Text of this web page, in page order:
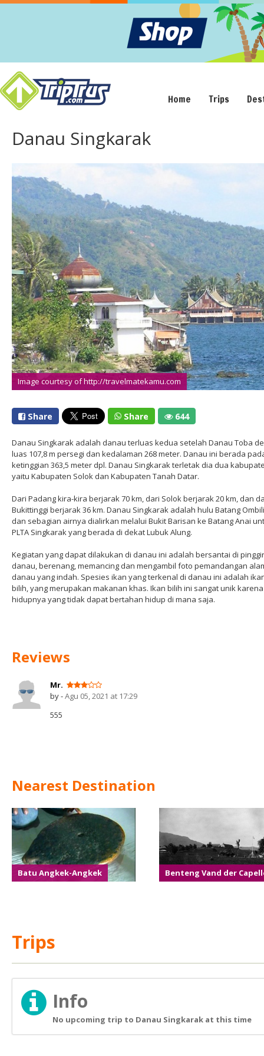
Home Trips
Danau Singkarak
Image courtesy of http://travelmatekamu.com
Share Share 644
Danau Singkarak adalah danau terluas kedua setelah Danau Toba
luas 107,8 m persegi dan kedalaman 268 meter. Danau ini berada
ketinggian 363,5 meter dpl. Danau Singkarak terletak dia dua
yaitu Kabupaten Solok dan Kabupaten Tanah Datar.
Dari Padang kira-kira berjarak 70 km, dari Solok berjarak 20 km, dan
Bukittinggi berjarak 36 km. Danau Singkarak adalah hulu Batang
dan sebagian airnya dialirkan melalui Bukit Barisan ke Batang Anai
PLTA Singkarak yang berada di dekat Lubuk Alung.
Kegiatan yang dapat dilakukan di danau ini adalah bersantai di pinggir
danau, berenang, memancing dan mengambil foto pemandangan
danau yang indah. Spesies ikan yang terkenal di danau ini adalah
bilih, yang merupakan makanan khas. Ikan bilih ini sangat unik karena
hidupnya yang tidak dapat bertahan hidup di mana saja.
Reviews
Mr.
by -Agu 05, 2021 at 17:29
555
Nearest Destination
Batu Angkek-Angkek Benteng Vand der
Trips
Info
No upcoming trip to Danau Singkarak at this time